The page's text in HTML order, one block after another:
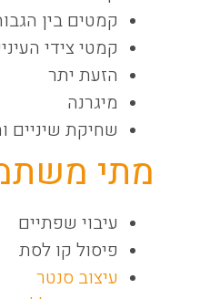
קמטים בין
קמטי צידי
הזעת יתר
מיגרנה
שחיקת שיניים
מתי
עיבוי שפתיים
פיסול קו לסת
עיצוב סנטר